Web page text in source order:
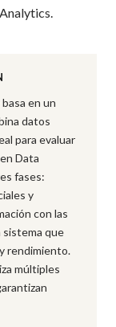
en un
datos
para evaluar
Data
fases:
y
con las
que
rendimiento.
múltiples